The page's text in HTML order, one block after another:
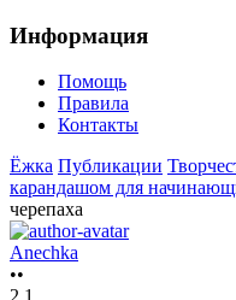
Информация
Помощь
Правила
Контакты
Ёжка Публикации
карандашом для
черепаха
Anechka
••